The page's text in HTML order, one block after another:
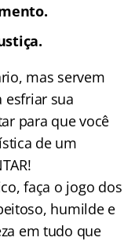
mas servem
esfriar sua
para que você
de um
faça o jogo dos
humilde e
em tudo que